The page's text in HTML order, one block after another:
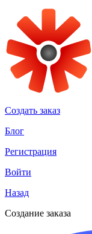
Создать заказ
Блог
Регистрация
Войти
Назад
Создание заказа